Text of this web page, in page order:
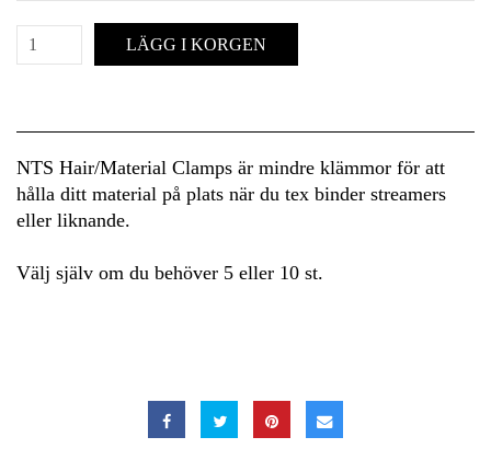
LÄGG I KORGEN
NTS Hair/Material Clamps är mindre klämmor för att
hålla ditt material på plats när du tex binder streamers
eller liknande.
Välj själv om du behöver 5 eller 10 st.